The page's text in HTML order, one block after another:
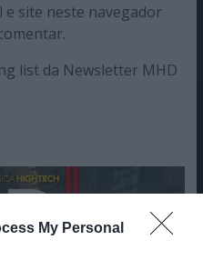
My Personal
e site neste navegador
list da Newsletter MHD